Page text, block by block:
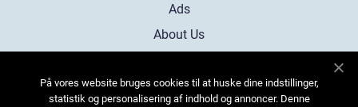
Ads
About Us
Contact
På vores website bruges cookies til at huske dine indstillinger,
statistik og personalisering af indhold og annoncer. Denne